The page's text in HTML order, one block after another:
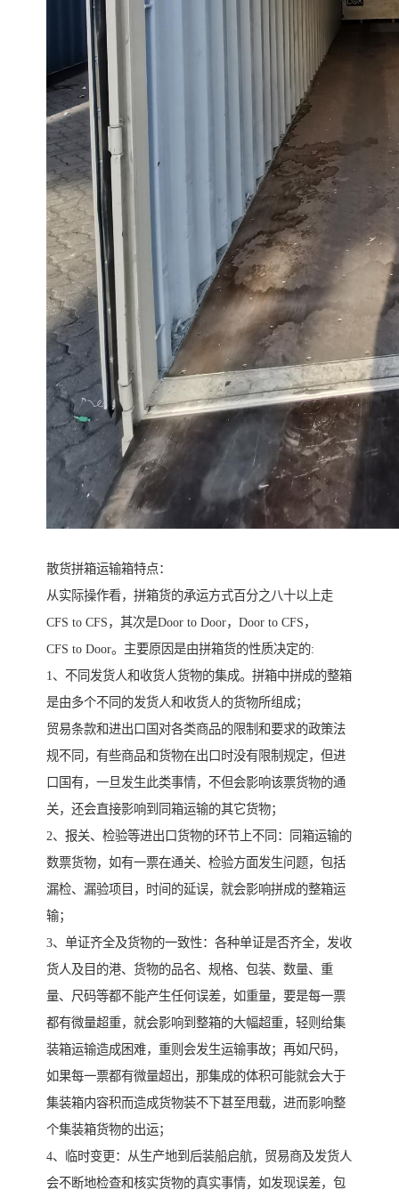
散货拼箱运输箱特点：
从实际操作看，拼箱货的承运方式百分之八十以上走
CFS to CFS，其次是Door to Door，Door to CFS，
CFS to Door。主要原因是由拼箱货的性质决定的:
1、不同发货人和收货人货物的集成。拼箱中拼成的整箱
是由多个不同的发货人和收货人的货物所组成；
贸易条款和进出口国对各类商品的限制和要求的政策法
规不同，有些商品和货物在出口时没有限制规定，但进
口国有，一旦发生此类事情，不但会影响该票货物的通
关，还会直接影响到同箱运输的其它货物；
2、报关、检验等进出口货物的环节上不同：同箱运输的
数票货物，如有一票在通关、检验方面发生问题，包括
漏检、漏验项目，时间的延误，就会影响拼成的整箱运
输；
3、单证齐全及货物的一致性：各种单证是否齐全，发收
货人及目的港、货物的品名、规格、包装、数量、重
量、尺码等都不能产生任何误差，如重量，要是每一票
都有微量超重，就会影响到整箱的大幅超重，轻则给集
装箱运输造成困难，重则会发生运输事故；再如尺码，
如果每一票都有微量超出，那集成的体积可能就会大于
集装箱内容积而造成货物装不下甚至甩载，进而影响整
个集装箱货物的出运；
4、临时变更：从生产地到后装船启航，贸易商及发货人
会不断地检查和核实货物的真实事情，如发现误差，包